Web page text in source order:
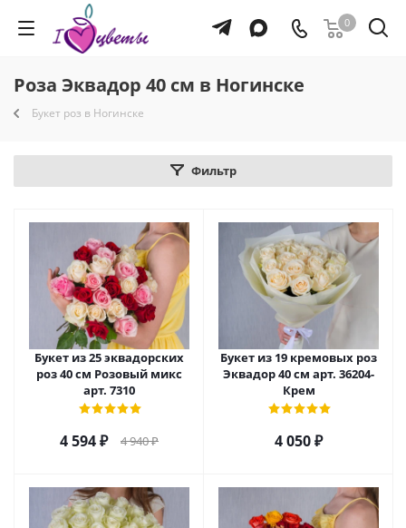
0
Роза Эквадор 40 см в Ногинске
Букет роз в Ногинске
Фильтр
Букет из 25 эквадорских
роз 40 см Розовый микс
арт. 7310
4 594₽ 4 940₽
Букет из 19 кремовых роз
Эквадор 40 см арт. 36204-
Крем
4 050₽